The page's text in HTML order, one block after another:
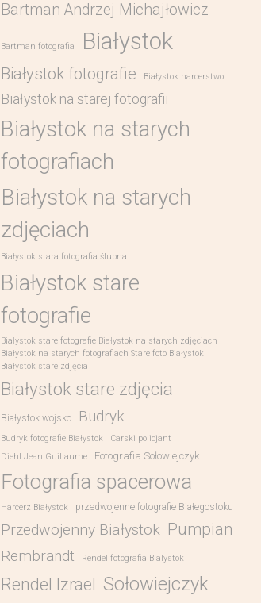
Bartman Andrzej Michajłowicz
Bartman fotografia Białystok
Białystok fotografie Białystok harcerstwo
Białystok na starej fotografii
Białystok na starych
fotografiach
Białystok na starych
zdjęciach
Białystok stara fotografia ślubna
Białystok stare
fotografie
Białystok stare fotografie Białystok na starych zdjęciach
Białystok na starych fotografiach Stare foto Białystok
Białystok stare zdjęcia
Białystok stare zdjęcia
Białystok wojsko Budryk
Budryk fotografie Białystok
Carski policjant
Diehl Jean Guillaume
Fotografia Sołowiejczyk
Fotografia spacerowa
Harcerz Białystok przedwojenne fotografie Białegostoku
Przedwojenny Białystok Pumpian
Rembrandt Rendel fotografia Bialystok
Rendel Izrael Sołowiejczyk